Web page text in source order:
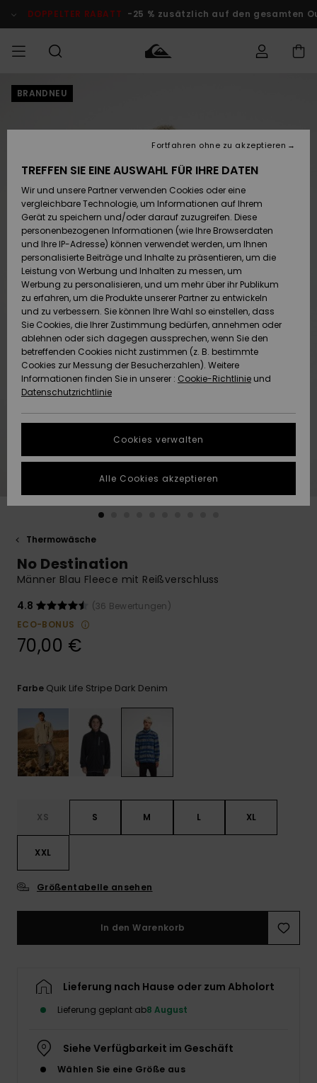
Produktinformation
DOPPELTER RABATT -25 % zusätzlich auf den gesamten
MÄNNER
Accessoires
Schuhe&
Flip-Flops
Surf
Snow
Brandneu
Highlights
Accessoires
Schuhe&
Flip-Flops
Surf
Snow
Brandneu
Highlights
FRAUEN
Brandneu
Highlights
Snow
SURF
Kinder
Highlights
Community
SNOW
Snow Shop
Kinder
Snow Shop
Damen
Highlights
Community
DOPPELTER
RABATT
KINDER
Outlet
Frauen
HILFE & KONTAKT
Retouren
Bezahlung
Geschenkkarte
Quiksilver
Freedom
Datenschutz
Starten Sie eine
um die
schnellste
Antwort auf Ihre
Finden Sie
die häufigsten
Fragen sowie
NACHHALTIGKEIT
SHOPS
QUIKSILVER APP
WUNSCHLISTE
BRANDNEU
Thermowäsche
No Destination
Männer Blau Fleece mit Reißverschluss
4.8
(36 Bewertungen)
ECO-BONUS
70,00 €
Farbe Quik Life Stripe Dark Denim
XS S M L XL
XXL
Größentabelle ansehen
In den Warenkorb
Lieferung nach Hause oder zum Abholort
Lieferung geplant ab8 August
Siehe Verfügbarkeit im Geschäft
Wählen Sie eine Größe aus
TREFFEN SIE EINE AUSWAHL FÜR IHRE DATEN
Wir und unsere Partner verwenden Cookies oder eine
vergleichbare Technologie, um Informationen auf Ihrem
Gerät zu speichern und/oder darauf zuzugreifen. Diese
personenbezogenen Informationen (wie Ihre Browserdaten
und Ihre IP-Adresse) können verwendet werden, um Ihnen
personalisierte Beiträge und Inhalte zu präsentieren, um die
Leistung von Werbung und Inhalten zu messen, um
Werbung zu personalisieren, und um mehr über ihr Publikum
zu erfahren, um die Produkte unserer Partner zu entwickeln
und zu verbessern. Sie können Ihre Wahl so einstellen, dass
Sie Cookies, die Ihrer Zustimmung bedürfen, annehmen oder
ablehnen oder sich dagegen aussprechen, wenn Sie den
betreffenden Cookies nicht zustimmen (z. B. bestimmte
Cookies zur Messung der Besucherzahlen). Weitere
Informationen finden Sie in unserer : Cookie-Richtlinie und
Datenschutzrichtlinie
Cookies verwalten
Fortfahren ohne zu akzeptieren
Alle Cookies akzeptieren